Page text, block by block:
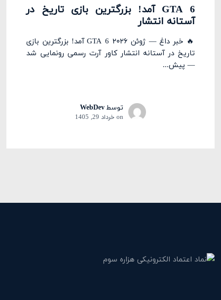
GTA 6 آمد! بزرگترین بازی تاریخ در
آستانه انتشار
🔥 خبر داغ — ژوئن ۲۰۲۶ GTA 6 آمد! بزرگترین بازی
تاریخ در آستانه انتشار کاور آرت رسمی رونمایی شد
— پیش...
توسطWebDev
onخرداد 29, 1405